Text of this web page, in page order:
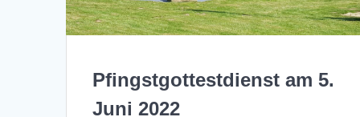
Pfingstgottestdienst am 5.
Juni 2022